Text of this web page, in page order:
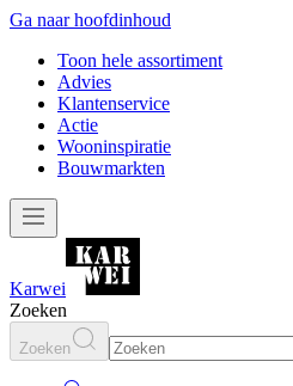
Ga naar hoofdinhoud
Toon hele assortiment
Advies
Klantenservice
Actie
Wooninspiratie
Bouwmarkten
Karwei
Zoeken
Zoeken